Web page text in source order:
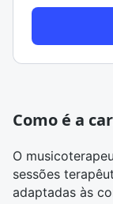
Como é a
O
sessões
adaptadas às